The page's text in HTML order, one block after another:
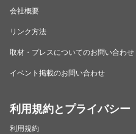
会社概要
リンク方法
取材・プレスについてのお問い合わせ
イベント掲載のお問い合わせ
利用規約とプライバシー
利用規約